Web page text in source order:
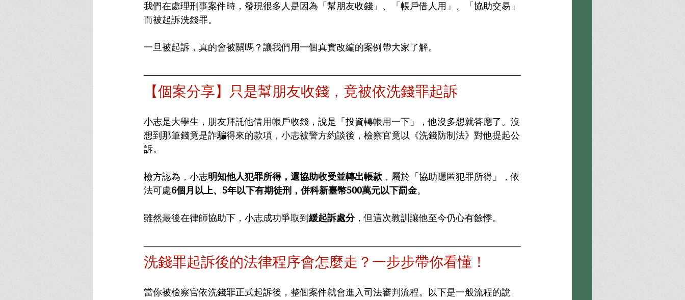
我們在處理刑事案件時，發現很多人是因為「幫朋友收錢」、「帳戶借人用」、「協助交易」
而被起訴洗錢罪。
一旦被起訴，真的會被關嗎？讓我們用一個真實改編的案例帶大家了解。
【個案分享】只是幫朋友收錢，竟被依洗錢罪起訴
小志是大學生，朋友拜託他借用帳戶收錢，說是「投資轉帳用一下」，他沒多想就答應了。沒
想到那筆錢竟是詐騙得來的款項，小志被警方約談後，檢察官竟以《洗錢防制法》對他提起公
訴。
檢方認為，小志明知他人犯罪所得，還協助收受並轉出帳款 ，屬於「協助隱匿犯罪所得」，依
法可處6個月以上、5年以下有期徒刑，併科新臺幣500萬元以下罰金。
雖然最後在律師協助下，小志成功爭取到 緩起訴處分，但這次教訓讓他至今仍心有餘悸。
洗錢罪起訴後的法律程序會怎麼走？一步步帶你看懂！
當你被檢察官依洗錢罪正式起訴後，整個案件就會進入司法審判流程。以下是一般流程的說